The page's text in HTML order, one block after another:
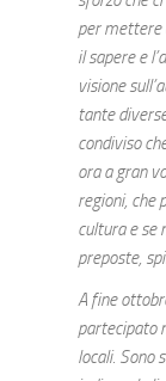
per mettere
il sapere e
visione
tante
condiviso
ora a gran
regioni, che
cultura e se
preposte,
A fine
partecipato
locali. Sono